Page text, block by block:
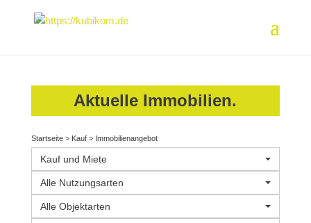
Aktuelle Immobilien.
Startseite> Kauf> Immobilienangebot
Kauf und Miete
Alle Nutzungsarten
Alle Objektarten